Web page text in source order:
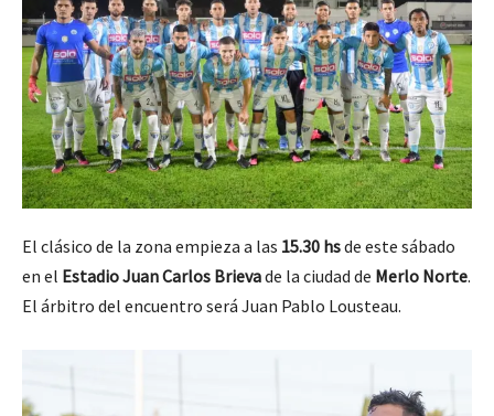
El clásico de la zona empieza a las 15.30 hsde este sábado
en el Estadio Juan Carlos Brievade la ciudad de Merlo Norte.
El árbitro del encuentro será Juan Pablo Lousteau.